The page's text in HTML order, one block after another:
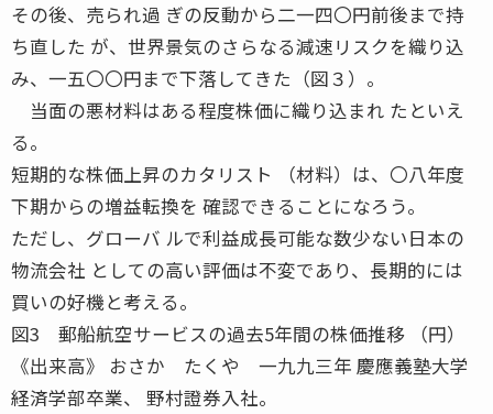
その後、売られ過 ぎの反動から二一四〇円前後まで持
ち直した が、世界景気のさらなる減速リスクを織り込
み、一五〇〇円まで下落してきた（図３）。
当面の悪材料はある程度株価に織り込まれ たといえ
る。
短期的な株価上昇のカタリスト （材料）は、〇八年度
下期からの増益転換を 確認できることになろう。
ただし、グローバ ルで利益成長可能な数少ない日本の
物流会社 としての高い評価は不変であり、長期的には
買いの好機と考える。
図3 郵船航空サービスの過去5年間の株価推移 （円）
《出来高》 おさか たくや 一九九三年 慶應義塾大学
経済学部卒業、 野村證券入社。